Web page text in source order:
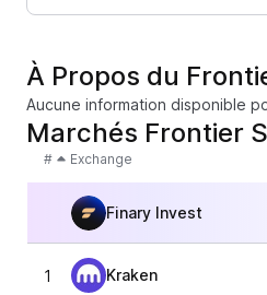
À Propos du
Aucune information disponible
Marchés Frontier
# Exchange
Finary Invest
1 Kraken